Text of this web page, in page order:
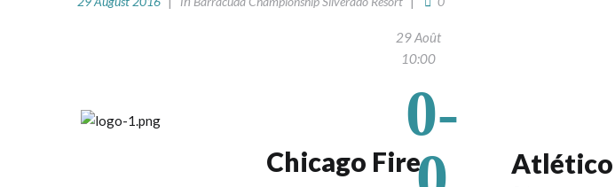
Chicago Fire
29 Août
10:00
0-